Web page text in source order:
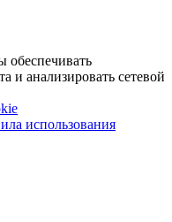
и анализировать сетевой
использования